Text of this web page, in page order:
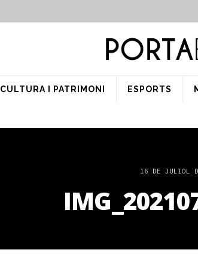
CULTURA I PATRIMONI ESPORTS
16 DE JULIOL